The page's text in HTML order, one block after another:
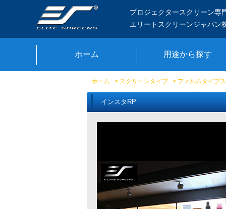
プロジェクタースクリーン専
エリートスクリーンジャパ
ホーム 用途から探す
ホーム > スクリーンタイプ > フィルムタイプ
インスタRP